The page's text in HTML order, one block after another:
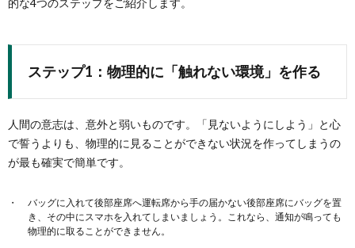
的な4つのステップをご紹介します。
ステップ1：物理的に「触れない環境」を作る
人間の意志は、意外と弱いものです。「見ないようにしよう」と心
で誓うよりも、物理的に見ることができない状況を作ってしまうの
が最も確実で簡単です。
バッグに入れて後部座席へ運転席から手の届かない後部座席にバッグを置
き、その中にスマホを入れてしまいましょう。これなら、通知が鳴っても
物理的に取ることができません。